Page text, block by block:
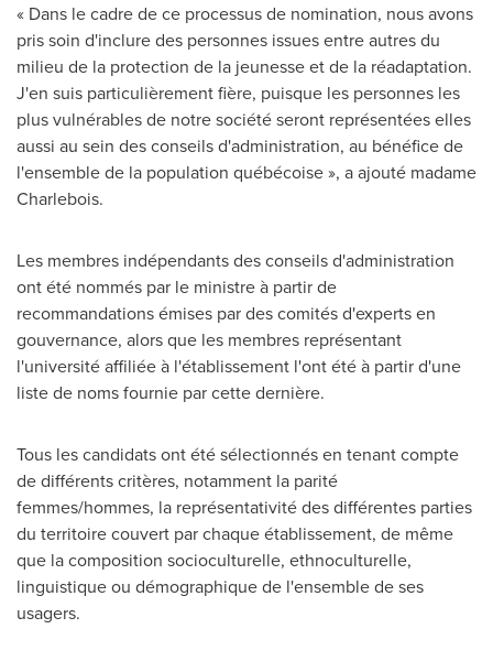
« Dans le cadre de ce processus de nomination, nous avons
pris soin d'inclure des personnes issues entre autres du
milieu de la protection de la jeunesse et de la réadaptation.
J'en suis particulièrement fière, puisque les personnes les
plus vulnérables de notre société seront représentées elles
aussi au sein des conseils d'administration, au bénéfice de
l'ensemble de la population québécoise », a ajouté madame
Charlebois.
Les membres indépendants des conseils d'administration
ont été nommés par le ministre à partir de
recommandations émises par des comités d'experts en
gouvernance, alors que les membres représentant
l'université affiliée à l'établissement l'ont été à partir d'une
liste de noms fournie par cette dernière.
Tous les candidats ont été sélectionnés en tenant compte
de différents critères, notamment la parité
femmes/hommes, la représentativité des différentes parties
du territoire couvert par chaque établissement, de même
que la composition socioculturelle, ethnoculturelle,
linguistique ou démographique de l'ensemble de ses
usagers.